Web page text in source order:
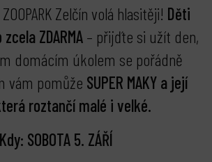
Zelčín volá hlasitěji! Děti
ZDARMA – přijďte si užít den,
domácím úkolem se pořádně
vám pomůže SUPER MAKY a její
roztančí malé i velké.
Kdy: SOBOTA 5. ZÁŘÍ